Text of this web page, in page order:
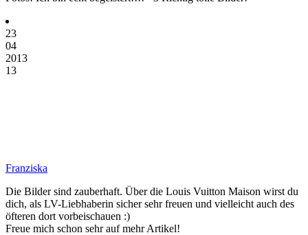
23
04
2013
13
Franziska
Die Bilder sind zauberhaft. Über die Louis Vuitton Maison wirst du
dich, als LV-Liebhaberin sicher sehr freuen und vielleicht auch des
öfteren dort vorbeischauen :)
Freue mich schon sehr auf mehr Artikel!